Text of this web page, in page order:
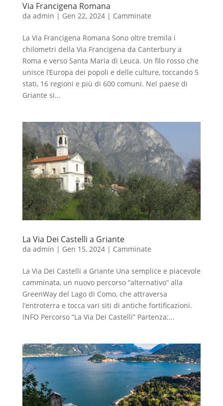
Via Francigena Romana
da admin | Gen 22, 2024| Camminate
La Via Francigena Romana Sono oltre tremila i
chilometri della Via Francigena da Canterbury a
Roma e verso Santa Maria di Leuca. Un filo rosso che
unisce l’Europa dei popoli e delle culture, toccando 5
stati, 16 regioni e più di 600 comuni. Nel paese di
Griante si...
La Via Dei Castelli a Griante
da admin | Gen 15, 2024| Camminate
La Via Dei Castelli a Griante Una semplice e piacevole
camminata, un nuovo percorso “alternativo” alla
GreenWay del Lago di Como, che attraversa
l’entroterra e tocca vari siti di antiche fortificazioni.
INFO Percorso “La Via Dei Castelli” Partenza:...